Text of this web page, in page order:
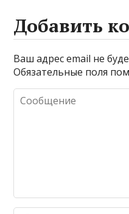
Добавить
Ваш адрес email не
Обязательные поля